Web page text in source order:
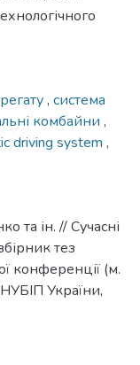
, система
комбайни ,
driving system ,
та ін. // Сучасні
тез
конференції (м.
України,